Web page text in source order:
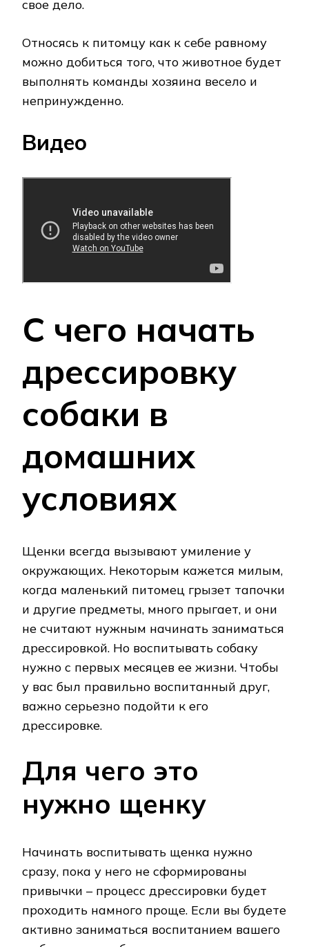
свое дело.
Относясь к питомцу как к себе равному
можно добиться того, что животное будет
выполнять команды хозяина весело и
непринужденно.
Видео
С чего начать
дрессировку
собаки в
домашних
условиях
Щенки всегда вызывают умиление у
окружающих. Некоторым кажется милым,
когда маленький питомец грызет тапочки
и другие предметы, много прыгает, и они
не считают нужным начинать заниматься
дрессировкой. Но воспитывать собаку
нужно с первых месяцев ее жизни. Чтобы
у вас был правильно воспитанный друг,
важно серьезно подойти к его
дрессировке.
Для чего это
нужно щенку
Начинать воспитывать щенка нужно
сразу, пока у него не сформированы
привычки – процесс дрессировки будет
проходить намного проще. Если вы будете
активно заниматься воспитанием вашего